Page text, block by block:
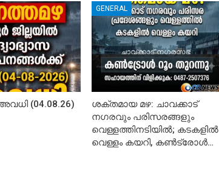
(04.08.26)
GENERAL
ശക്തമായ മഴ: ചാവക്കാട്
നഗരവും പരിസരങ്ങളും
വെള്ളത്തിനടിയിൽ; കടകളിൽ
വെള്ളം കയറി, കൺട്രോൾ…